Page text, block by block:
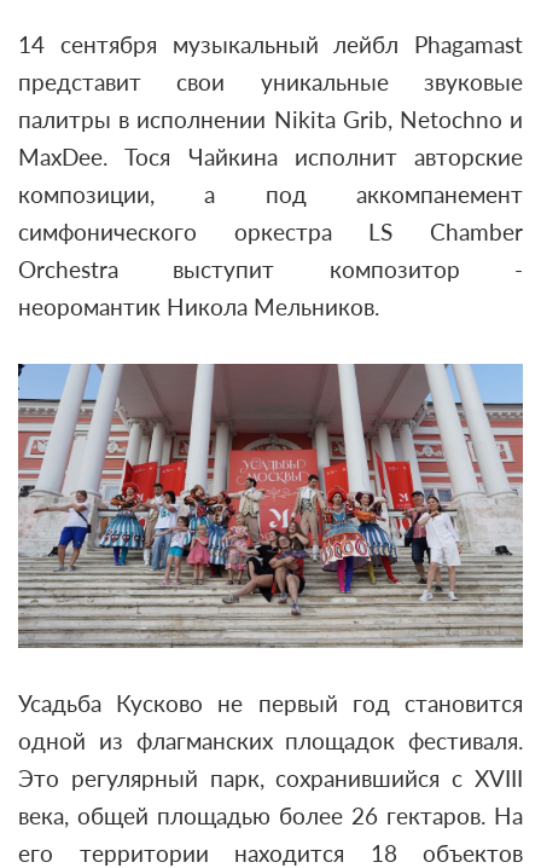
14 сентября музыкальный лейбл Phagamast
представит свои уникальные звуковые
палитры в исполнении Nikita Grib, Netochno и
MaxDee. Тося Чайкина исполнит авторские
композиции, а под аккомпанемент
симфонического оркестра LS Chamber
Orchestra выступит композитор -
неоромантик Никола Мельников.
Усадьба Кусково не первый год становится
одной из флагманских площадок фестиваля.
Это регулярный парк, сохранившийся с XVIII
века, общей площадью более 26 гектаров. На
его территории находится 18 объектов